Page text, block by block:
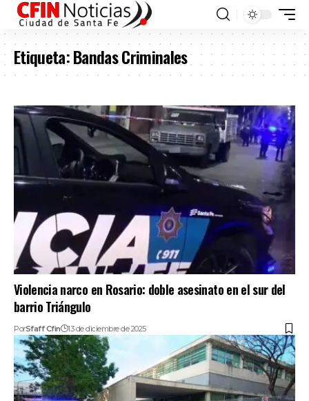
Etiqueta:Bandas Criminales
Violencia narco en Rosario: doble asesinato en el sur del
barrio Triángulo
PorSfaff Cfin 13 de diciembre de 2025